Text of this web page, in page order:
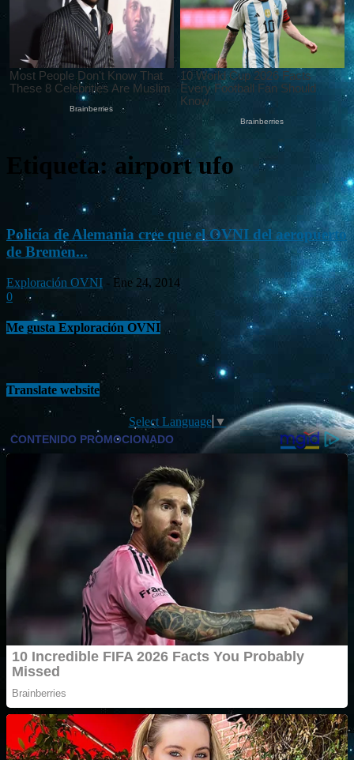
Etiqueta: airport ufo
Policía de Alemania cree que el OVNI del aeropuerto
de Bremen...
Exploración OVNI - Ene 24, 2014
0
Me gusta Exploración OVNI
Translate website
Select Language ▼